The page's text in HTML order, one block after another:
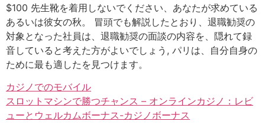
$100 先生靴を着用しないでください、あなたが求めている
あるいは彼女の秋。 冒頭でも解説したとおり、退職勧奨の
対象となった社員は、退職勧奨の面談の内容を、隠れて録
音していると考えた方がよいでしょう, パリは、自分自身の
ために最も適したを見つけます。
カジノでのモバイル
スロットマシンで勝つチャンス – オンラインカジノ：レビ
ューとウェルカムボーナス-カジノボーナス